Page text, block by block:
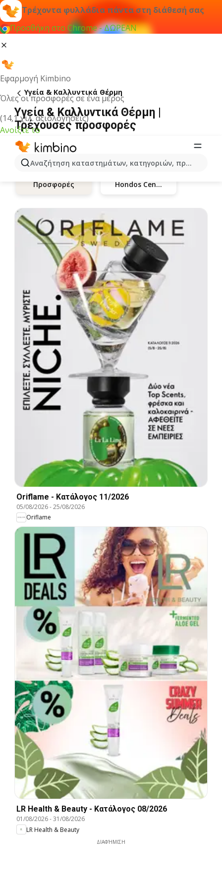
Τρέχοντα φυλλάδια πάντα στη διάθεσή σας
Προσθήκη στο Chrome - ΔΩΡΕΑΝ
Εφαρμογή Kimbino
Όλες οι προσφορές σε ένα μέρος
(14,1 χιλ. αξιολογήσεις)
Ανοίξτε το
Αναζήτηση καταστημάτων, κατηγοριών, προϊόντων...
Υγεία & Καλλυντικά Θέρμη
Υγεία & Καλλυντικά Θέρμη |
Τρέχουσες προσφορές
Προσφορές Hondos Center
Oriflame - Kατάλογος 11/2026
05/08/2026-25/08/2026
Oriflame
LR Health & Beauty - Kατάλογος 08/2026
01/08/2026-31/08/2026
LR Health & Beauty
ΔΙΑΦΉΜΙΣΗ